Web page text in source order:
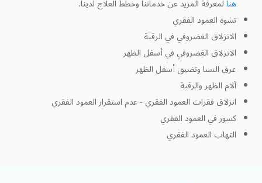
هنالمعرفة المزيد عن خدماتنا وخطط العلاج لدينا.
تشوه العمود الفقري
الانزلاق الغضروفي في الرقبة
الانزلاق الغضروفي في أسفل الظهر
عرق النسا وتضيق أسفل الظهر
آلام الظهر والرقبة
انزلاق فقرات العمود الفقري - عدم استقرار العمود الفقري
كسور في العمود الفقري
التهاب العمود الفقري